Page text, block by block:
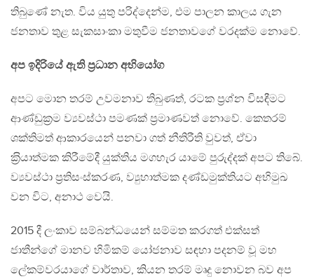
තිබුණේ නැත. විය යුතු පරිද්දෙන්ම, එම පාලන කාලය ගැන
ජනතාව තුළ සැකසාංකා මතුවීම ජනතාවගේ වරදක්ම නොවේ.
අප ඉදිරියේ ඇති ප‍්‍රධාන අභියෝග
අපට මොන තරම් උවමනාව තිබුණත්, රටක ප‍්‍රශ්න විසඳීමට
ආණ්ඩුක‍්‍රම ව්‍යවස්ථා පමණක් ප‍්‍රමාණවත් නොවේ. කෙතරම්
ශක්තිමත් ආකාරයෙන් පනවා ගත් නීතිරීති වුවත්, ඒවා
ක‍්‍රියාත්මක කිරීමේදී යුක්තිය මගහැර යාමේ පුරුද්දක් අපට තිබේ.
ව්‍යවස්ථා ප‍්‍රතිසංස්කරණ, ව්‍යුහාත්මක දණ්ඩමුක්තියට අභිමුඛ
වන විට, අනාථ වෙයි.
2015 දී ලංකාව සම්බන්ධයෙන් සම්මත කරගත් එක්සත්
ජාතීන්ගේ මානව හිමිකම් යෝජනාව සඳහා පදනම් වූ මහ
ලේකම්වරයාගේ වාර්තාව, කියන තරම් මෘදු නොවන බව අප